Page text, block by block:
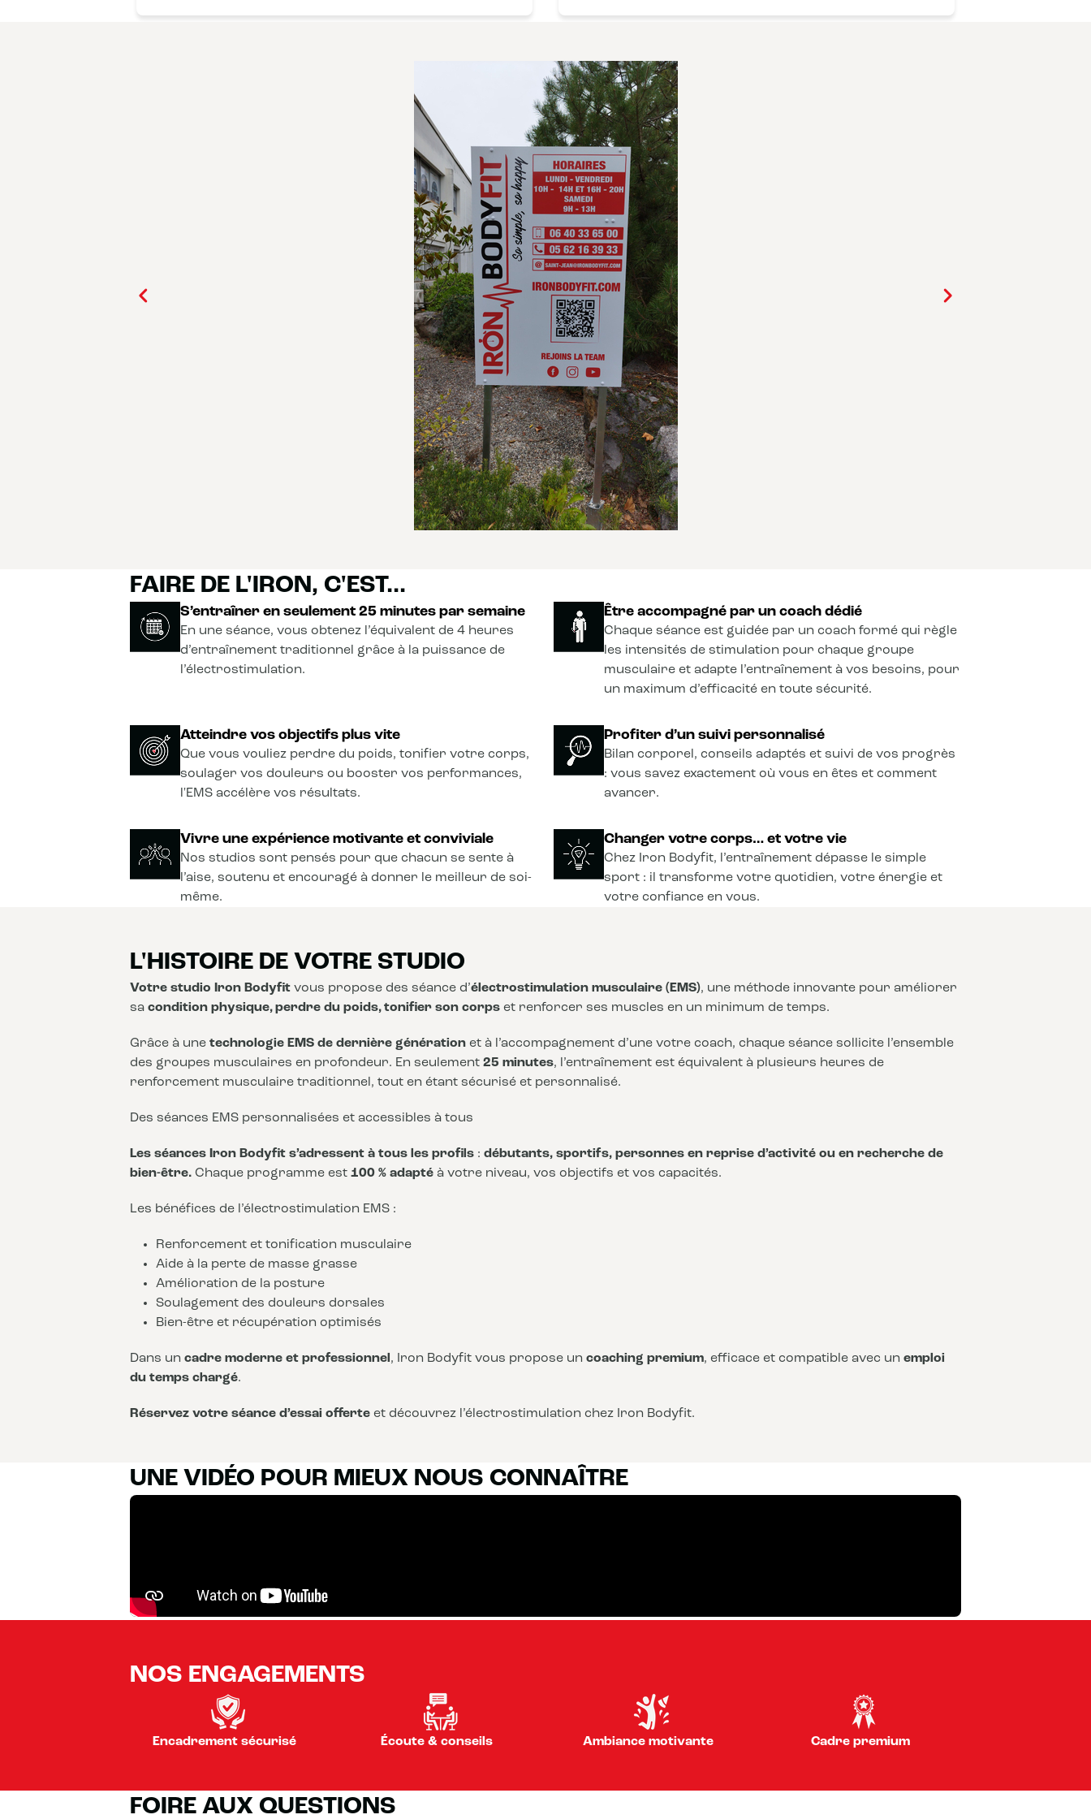
FAIRE DE L'IRON, C'EST...
S’entraîner en seulement 25 minutes par semaine
En une séance, vous obtenez l’équivalent de 4 heures
d’entraînement traditionnel grâce à la puissance de
l’électrostimulation.
Être accompagné par un coach dédié
Chaque séance est guidée par un coach formé qui règle
les intensités de stimulation pour chaque groupe
musculaire et adapte l’entraînement à vos besoins, pour
un maximum d’efficacité en toute sécurité.
Atteindre vos objectifs plus vite
Que vous vouliez perdre du poids, tonifier votre corps,
soulager vos douleurs ou booster vos performances,
l'EMS accélère vos résultats.
Profiter d’un suivi personnalisé
Bilan corporel, conseils adaptés et suivi de vos progrès
: vous savez exactement où vous en êtes et comment
avancer.
Vivre une expérience motivante et conviviale
Nos studios sont pensés pour que chacun se sente à
l’aise, soutenu et encouragé à donner le meilleur de soi-
même.
Changer votre corps… et votre vie
Chez Iron Bodyfit, l’entraînement dépasse le simple
sport : il transforme votre quotidien, votre énergie et
votre confiance en vous.
L'HISTOIRE DE VOTRE STUDIO
Votre studio Iron Bodyfit vous propose des séance d’électrostimulation musculaire (EMS), une méthode innovante pour améliorer
sa condition physique, perdre du poids, tonifier son corps et renforcer ses muscles en un minimum de temps.
Grâce à une technologie EMS de dernière génération et à l’accompagnement d’une votre coach, chaque séance sollicite l’ensemble
des groupes musculaires en profondeur. En seulement 25 minutes, l’entraînement est équivalent à plusieurs heures de
renforcement musculaire traditionnel, tout en étant sécurisé et personnalisé.
Des séances EMS personnalisées et accessibles à tous
Les séances Iron Bodyfit s’adressent à tous les profils : débutants, sportifs, personnes en reprise d’activité ou en recherche de
bien-être. Chaque programme est 100 % adapté à votre niveau, vos objectifs et vos capacités.
Les bénéfices de l’électrostimulation EMS :
Renforcement et tonification musculaire
Aide à la perte de masse grasse
Amélioration de la posture
Soulagement des douleurs dorsales
Bien-être et récupération optimisés
Dans un cadre moderne et professionnel , Iron Bodyfit vous propose un coaching premium, efficace et compatible avec un emploi
du temps chargé.
Réservez votre séance d’essai offerte et découvrez l’électrostimulation chez Iron Bodyfit.
UNE VIDÉO POUR MIEUX NOUS CONNAÎTRE
NOS ENGAGEMENTS
Encadrement sécurisé Écoute & conseils Ambiance motivante Cadre premium
FOIRE AUX QUESTIONS